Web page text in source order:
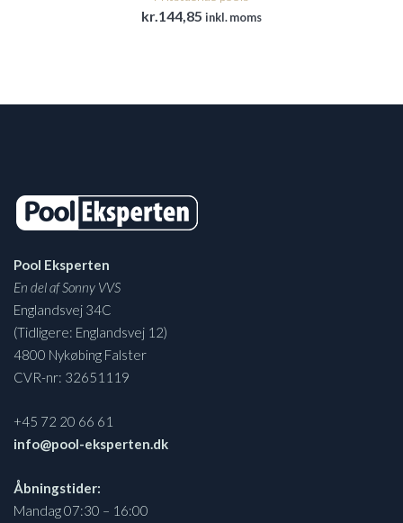
kr. 144,85 inkl. moms
Pool Eksperten
En del af Sonny VVS
Englandsvej 34C
(Tidligere: Englandsvej 12)
4800 Nykøbing Falster
CVR-nr: 32651119
+45 72 20 66 61
info@pool-eksperten.dk
Åbningstider:
Mandag 07:30 – 16:00